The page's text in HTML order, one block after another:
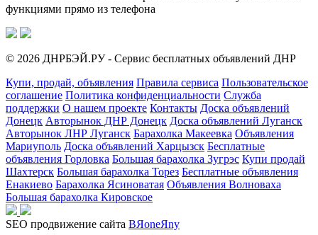
функциями прямо из телефона
© 2026 ДНРБЭЙ.РУ - Сервис бесплатных объявлений ДНР
Купи, продай, объявления Правила сервиса Пользовательское
соглашение Политика конфиденциальности Служба
поддержки О нашем проекте Контакты Доска объявлений
Донецк Авторынок ДНР Донецк Доска объявлений Луганск
Авторынок ЛНР Луганск Барахолка Макеевка Объявления
Мариуполь Доска объявлений Харцызск Бесплатные
объявления Горловка Большая барахолка Зугрэс Купи продай
Шахтерск Большая барахолка Торез Бесплатные объявления
Енакиево Барахолка Ясиноватая Объявления Волноваха
Большая барахолка Кировское
SEO продвижение сайта BЯoneЯny